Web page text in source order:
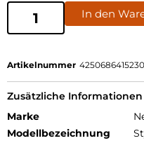
In den
Artikelnummer 4250686415230
Zusätzliche Informationen
Marke
Modellbezeichnung